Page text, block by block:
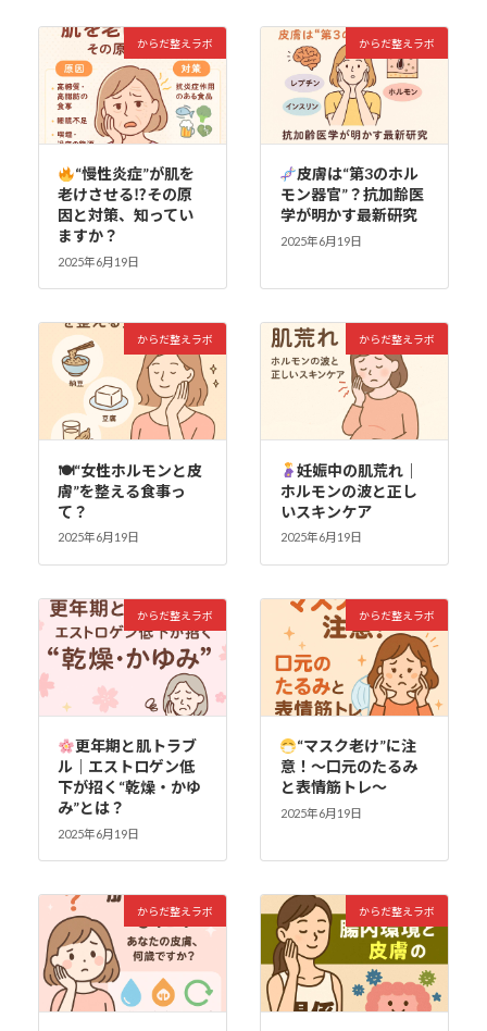
からだ整えラボ
“慢性炎症”が肌を
老けさせる⁉その原
因と対策、知ってい
ますか？
2025年6月19日
からだ整えラボ
皮膚は“第3のホル
モン器官”？抗加齢医
学が明かす最新研究
2025年6月19日
からだ整えラボ
🍽“女性ホルモンと皮
膚”を整える食事っ
て？
2025年6月19日
からだ整えラボ
妊娠中の肌荒れ｜
ホルモンの波と正し
いスキンケア
2025年6月19日
からだ整えラボ
更年期と肌トラブ
ル｜エストロゲン低
下が招く“乾燥・かゆ
み”とは？
2025年6月19日
からだ整えラボ
“マスク老け”に注
意！〜口元のたるみ
と表情筋トレ〜
2025年6月19日
からだ整えラボ からだ整えラボ